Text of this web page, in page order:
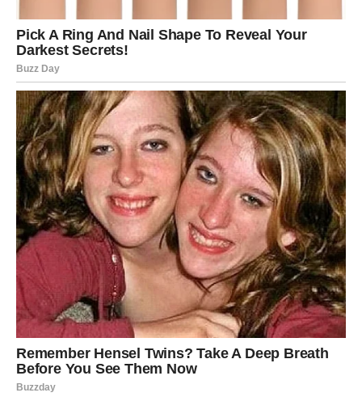
opasnost za zdravlje, naročito ako patite od astme ili
alergija. Vlažni i zatvoreni prostori, poput kupatila,
idealno su tlo za razvoj buđi, a ako se ne tretira na vreme,
može se proširiti i uzrokovati dodatne komplikacije. Ipak,
nije nužno odmah posezati za jakim hemikalijama –
postoje prirodni i vrlo efikasni načini kako da se rešite
ovog problema koristeći sredstva koja verovatno već
imate u kući.
Prvi saveznik u borbi protiv crne buđi je soda
bikarbona. Ovaj svestrani prašak poznat je po svojoj
sposobnosti da upija vlagu, što ga čini izuzetno
korisnim u prevenciji i uklanjanju gljivica. Potrebno je
rastvoriti određenu količinu sode u čaši vode i tom
mešavinom poprskati zahvaćeno područje oko toaleta
ili bidea. Nakon toga, uz pomoć stare četkice za zube
ili manje četke, istrljajte površinu kako biste uklonili
buđ i prljavštinu. Kada se završi čišćenje, obavezno